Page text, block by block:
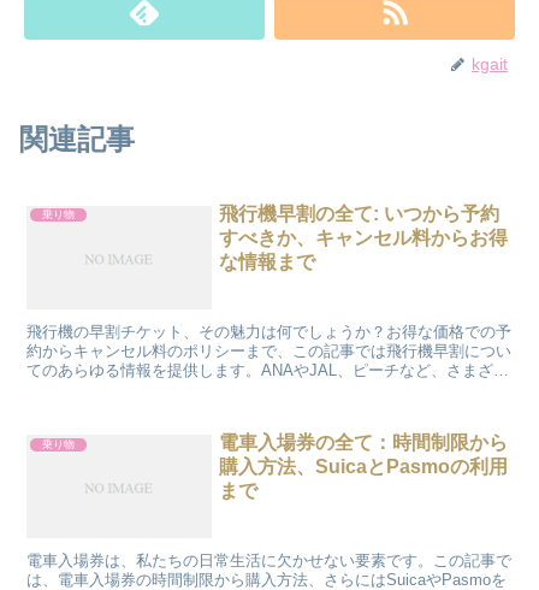
kgait
関連記事
乗り物
飛行機早割の全て: いつから予約
すべきか、キャンセル料からお得
な情報まで
飛行機の早割チケット、その魅力は何でしょうか？お得な価格での予
約からキャンセル料のポリシーまで、この記事では飛行機早割につい
てのあらゆる情報を提供します。ANAやJAL、ピーチなど、さまざま
乗り物
電車入場券の全て：時間制限から
購入方法、SuicaとPasmoの利用
まで
電車入場券は、私たちの日常生活に欠かせない要素です。この記事で
は、電車入場券の時間制限から購入方法、さらにはSuicaやPasmoを